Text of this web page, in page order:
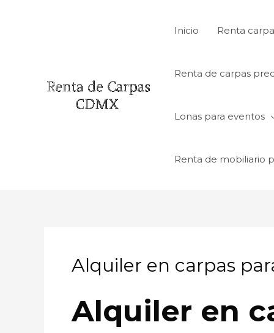
Inicio Renta
Renta de carpas
Lonas para eventos
Renta de mobiliario
Alquiler en carpas
Alquiler en